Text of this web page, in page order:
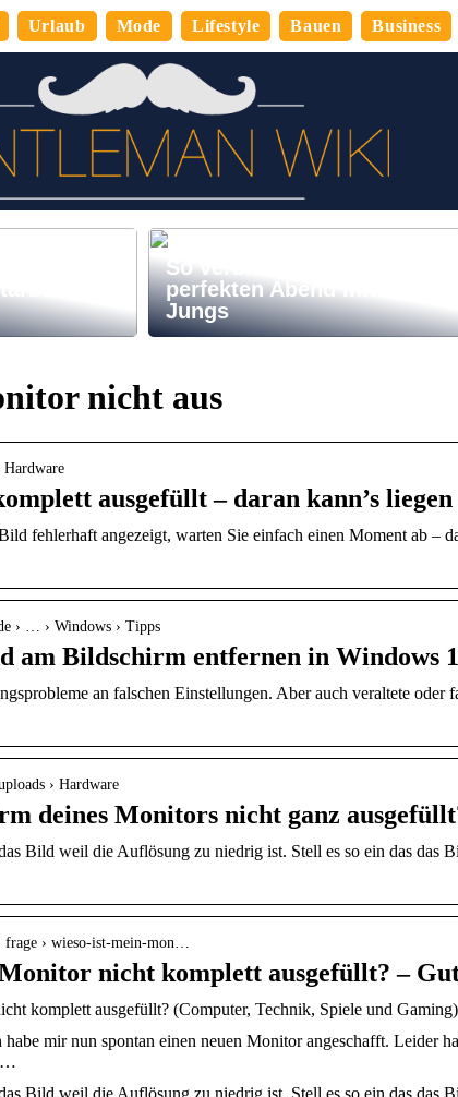
Urlaub Mode Lifestyle Bauen Business
So verbringen Sie den
perfekten Abend mit den
Jungs
nicht aus
Hardware
ausgefüllt – daran kann’s
fehlerhaft angezeigt, warten Sie einfach einen Moment ab –
› … › Windows › Tipps
am Bildschirm entfernen in Windows
an falschen Einstellungen. Aber auch veraltete
› Hardware
deines Monitors nicht ganz
Bild weil die Auflösung zu niedrig ist. Stell es so ein das das
› wieso-ist-mein-mon…
nicht komplett ausgefüllt? –
komplett ausgefüllt? (Computer, Technik, Spiele und Gaming)
mir nun spontan einen neuen Monitor angeschafft. Leider
…
Bild weil die Auflösung zu niedrig ist. Stell es so ein das das